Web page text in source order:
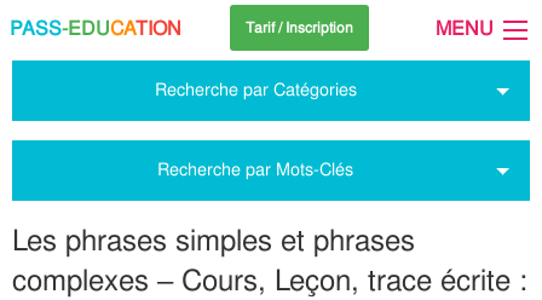
PASS-EDUCATION Tarif / Inscription MENU
Recherche par Catégories
Recherche par Mots-Clés
Les phrases simples et phrases
complexes – Cours, Leçon, trace écrite :